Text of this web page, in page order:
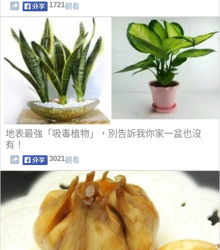
1721觀看
地表最強「吸毒植物」，別告訴我你家一盆也沒
有！
3021觀看